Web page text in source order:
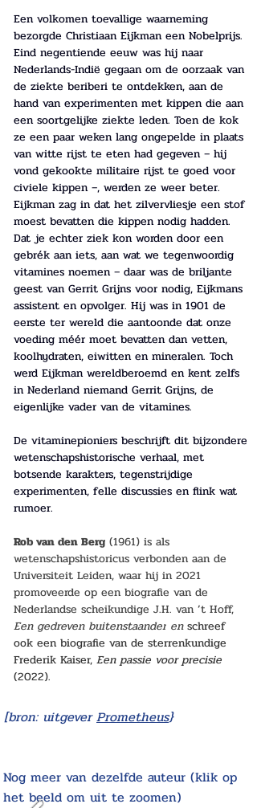
Een volkomen toevallige waarneming
bezorgde Christiaan Eijkman een Nobelprijs.
Eind negentiende eeuw was hij naar
Nederlands-Indië gegaan om de oorzaak van
de ziekte beriberi te ontdekken, aan de
hand van experimenten met kippen die aan
een soortgelijke ziekte leden. Toen de kok
ze een paar weken lang ongepelde in plaats
van witte rijst te eten had gegeven – hij
vond gekookte militaire rijst te goed voor
civiele kippen –, werden ze weer beter.
Eijkman zag in dat het zilvervliesje een stof
moest bevatten die kippen nodig hadden.
Dat je echter ziek kon worden door een
gebrék aan iets, aan wat we tegenwoordig
vitamines noemen – daar was de briljante
geest van Gerrit Grijns voor nodig, Eijkmans
assistent en opvolger. Hij was in 1901 de
eerste ter wereld die aantoonde dat onze
voeding méér moet bevatten dan vetten,
koolhydraten, eiwitten en mineralen. Toch
werd Eijkman wereldberoemd en kent zelfs
in Nederland niemand Gerrit Grijns, de
eigenlijke vader van de vitamines.
De vitaminepioniers beschrijft dit bijzondere
wetenschapshistorische verhaal, met
botsende karakters, tegenstrijdige
experimenten, felle discussies en flink wat
rumoer.
Rob van den Berg (1961) is als
wetenschapshistoricus verbonden aan de
Universiteit Leiden, waar hij in 2021
promoveerde op een biografie van de
Nederlandse scheikundige J.H. van ’t Hoff,
Een gedreven buitenstaander en schreef
ook een biografie van de sterrenkundige
Frederik Kaiser, Een passie voor precisie
(2022).
[bron: uitgeverPrometheus}
Nog meer van dezelfde auteur (klik op
het beeld om uit te zoomen)